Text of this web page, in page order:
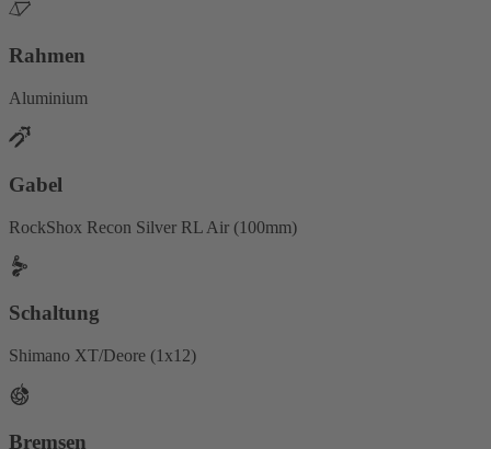
Rahmen
Aluminium
Gabel
RockShox Recon Silver RL Air (100mm)
Schaltung
Shimano XT/Deore (1x12)
Bremsen